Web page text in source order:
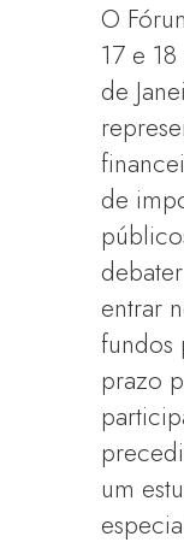
O
17 e
de
de
entrar
fundos
prazo
um